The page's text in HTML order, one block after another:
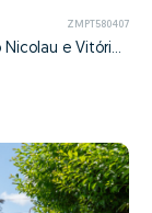
ZMPT580407
Cedofeita, Santo Ildefonso, Sé, Miragaia, São Nicolau e Vitória, Porto, Porto